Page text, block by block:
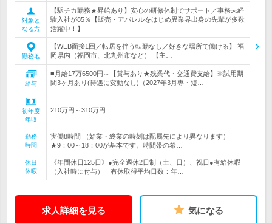
対象と
なる方
【駅チカ勤務★昇給あり】安心の研修体制でサポート／事務未経
験入社が85％【販売・アパレルをはじめ異業界出身の先輩が多数
活躍中！】
勤務地
【WEB面接1回／転居を伴う転勤なし／好きな場所で働ける】 福
岡県内（福岡市、北九州市など） 【主…
給与
■月給17万6500円～【賞与あり★残業代・交通費支給】※試用期
間3ヶ月あり(待遇に変動なし)（2027年3月専・短…
初年度
年収
210万円～310万円
勤務
時間
実働8時間 （始業・終業の時刻は配属先により異なります）
★9：00～18：00が基本です。時間帯の希…
休日
休暇
《年間休日125日》●完全週休2日制（土、日）、祝日●有給休暇
（入社時に付与） 有休取得平均日数：年…
求人詳細を見る 気になる